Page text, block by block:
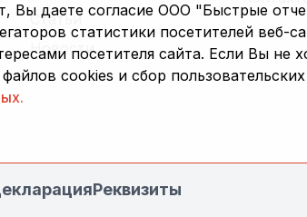
Статьи
Новости
Реквизиты
Вы даете согласие ООО "Быстрые
статистики посетителей веб-
посетителя сайта. Если Вы
cookies и сбор